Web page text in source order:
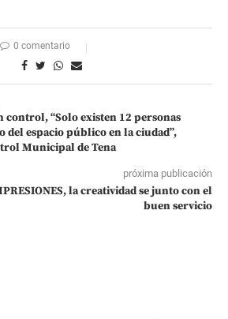
0 comentario
control, “Solo existen 12 personas
del espacio público en la ciudad”,
Municipal de Tena
próxima publicación
la creatividad se junto con el
buen servicio